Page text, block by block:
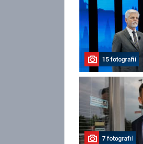
15 fotografií
7 fotografií